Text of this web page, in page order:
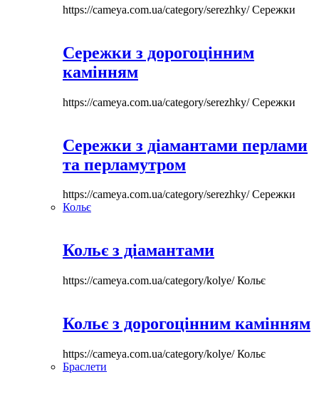
https://cameya.com.ua/category/serezhky/Сережки
Сережки з дорогоцінним
камінням
https://cameya.com.ua/category/serezhky/Сережки
Сережки з діамантами перлами
та перламутром
https://cameya.com.ua/category/serezhky/Сережки
Кольє
Кольє з діамантами
https://cameya.com.ua/category/kolye/Кольє
Кольє з дорогоцінним камінням
https://cameya.com.ua/category/kolye/Кольє
Браслети